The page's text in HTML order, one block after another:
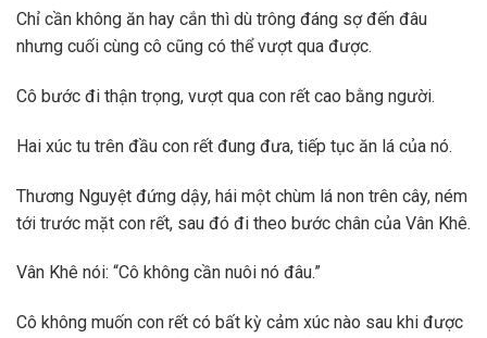
Chỉ cần không ăn hay cắn thì dù trông đáng sợ đến đâu
nhưng cuối cùng cô cũng có thể vượt qua được.
Cô bước đi thận trọng, vượt qua con rết cao bằng người.
Hai xúc tu trên đầu con rết đung đưa, tiếp tục ăn lá của nó.
Thương Nguyệt đứng dậy, hái một chùm lá non trên cây, ném
tới trước mặt con rết, sau đó đi theo bước chân của Vân Khê.
Vân Khê nói: “Cô không cần nuôi nó đâu.”
Cô không muốn con rết có bất kỳ cảm xúc nào sau khi được